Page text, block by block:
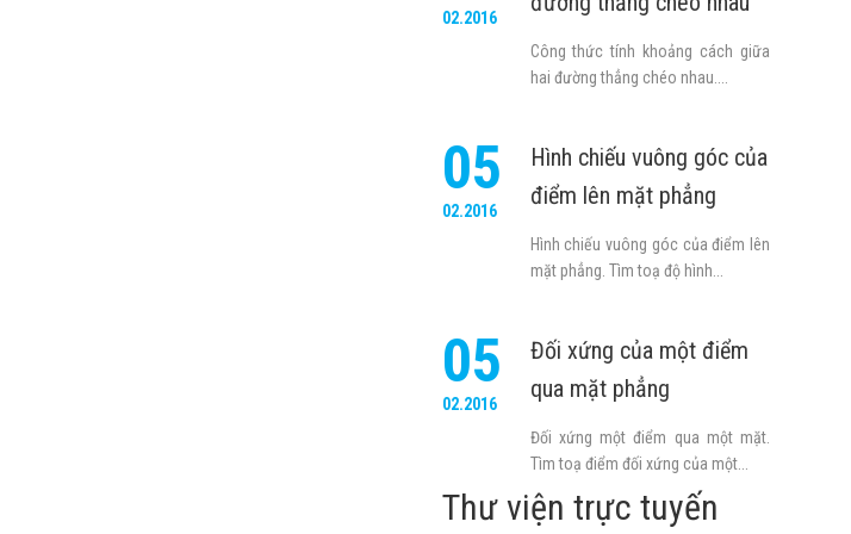
02.2016
Công thức tính khoảng cách giữa
hai đường thẳng chéo nhau....
05
02.2016
Hình chiếu vuông góc của
điểm lên mặt phẳng
Hình chiếu vuông góc của điểm lên
mặt phẳng. Tìm toạ độ hình...
05
02.2016
Đối xứng của một điểm
qua mặt phẳng
Đối xứng một điểm qua một mặt.
Tìm toạ điểm đối xứng của một...
Thư viện trực tuyến